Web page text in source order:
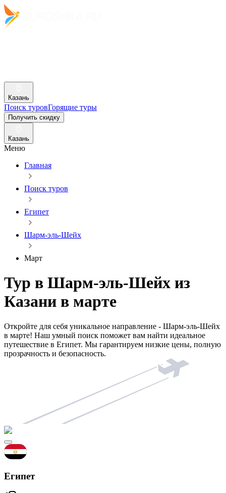
Казань
Поиск туровГорящие туры
Получить скидку
Казань
Меню
Главная
Поиск туров
Египет
Шарм-эль-Шейх
Март
Тур в Шарм-эль-Шейх из
Казани в марте
Откройте для себя уникальное направление - Шарм-эль-Шейх
в марте! Наш умный поиск поможет вам найти идеальное
путешествие в Египет. Мы гарантируем низкие цены, полную
прозрачность и безопасность.
Египет